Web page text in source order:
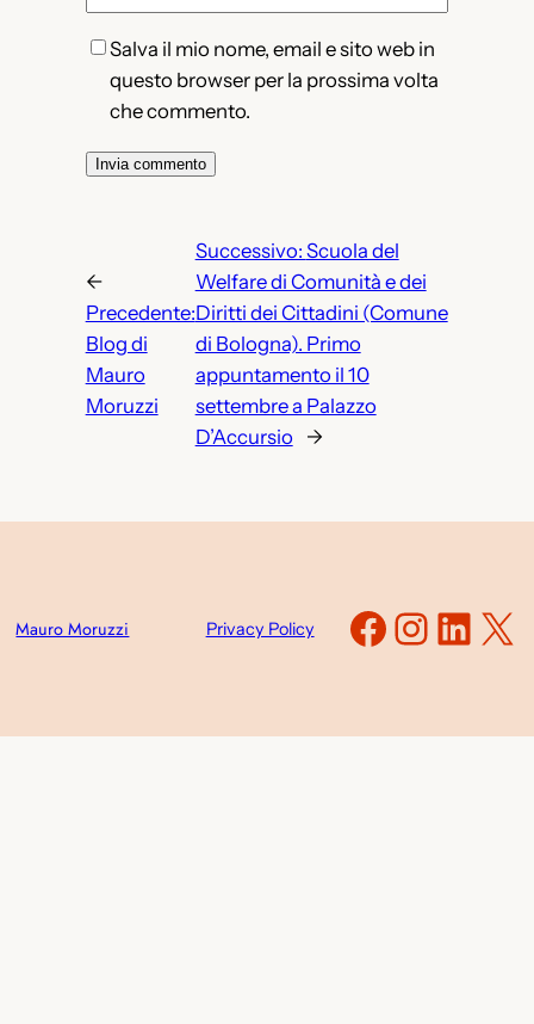
Salva il mio nome, email e sito web in
questo browser per la prossima volta
che commento.
←
Precedente:
Blog di
Mauro
Moruzzi
Successivo: Scuola del
Welfare di Comunità e dei
Diritti dei Cittadini (Comune
di Bologna). Primo
appuntamento il 10
settembre a Palazzo
D’Accursio
→
Mauro Moruzzi Privacy Policy X